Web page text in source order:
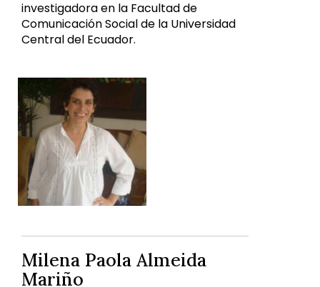
investigadora en la Facultad de
Comunicación Social de la Universidad
Central del Ecuador.
Milena Paola Almeida
Mariño